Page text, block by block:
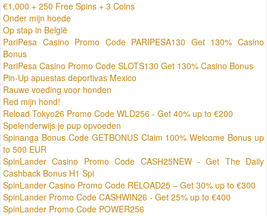
€1,000 + 250 Free Spins + 3 Coins
Onder mijn hoede
Op stap in België
PariPesa Casino Promo Code PARIPESA130 Get 130% Casino
Bonus
PariPesa Casino Promo Code SLOTS130 Get 130% Casino Bonus
Pin-Up apuestas deportivas Mexico
Rauwe voeding voor honden
Red mijn hond!
Reload Tokyo26 Promo Code WLD256 - Get 40% up to €200
Spelenderwijs je pup opvoeden
Spinanga Bonus Code GETBONUS Claim 100% Welcome Bonus up
to 500 EUR
SpinLander Casino Promo Code CASH25NEW - Get The Daily
Cashback Bonus H1 Spi
SpinLander Casino Promo Code RELOAD25 – Get 30% up to €300
SpinLander Promo Code CASHWIN26 - Get 25% up to €400
SpinLander Promo Code POWER256